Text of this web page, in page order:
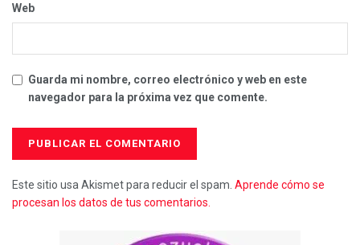
Web
Guarda mi nombre, correo electrónico y web en este
navegador para la próxima vez que comente.
Este sitio usa Akismet para reducir el spam. Aprende cómo se
procesan los datos de tus comentarios.